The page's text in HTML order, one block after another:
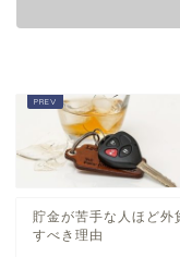
貯金が苦手な人ほど外
すべき理由